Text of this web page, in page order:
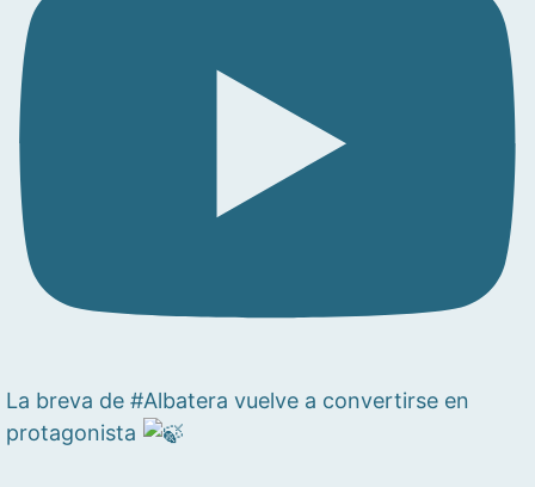
La breva de #Albatera vuelve a convertirse en
protagonista